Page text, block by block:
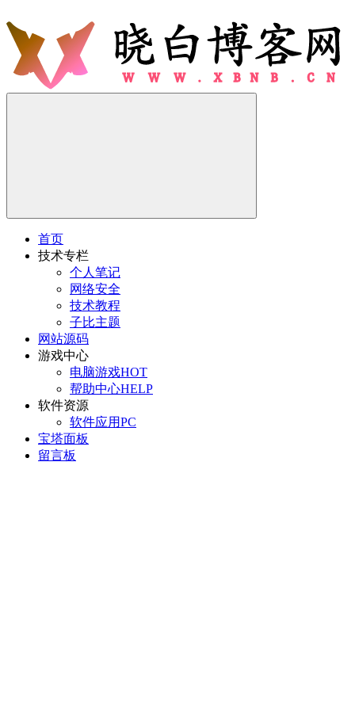
首页
技术专栏
个人笔记
网络安全
技术教程
子比主题
网站源码
游戏中心
电脑游戏HOT
帮助中心HELP
软件资源
软件应用PC
宝塔面板
留言板